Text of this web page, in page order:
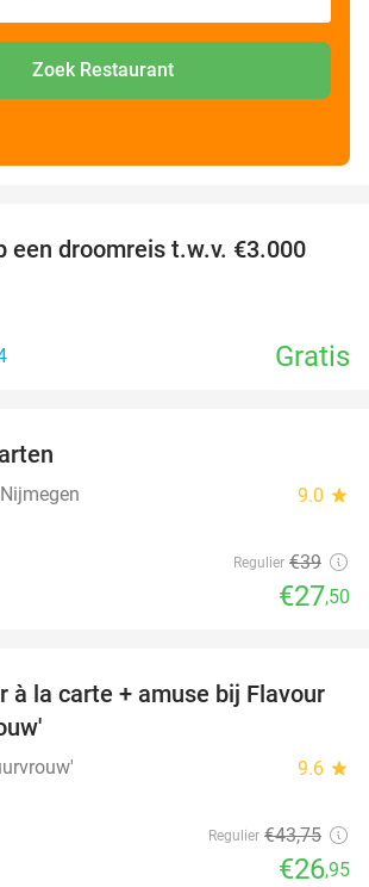
Zoek Restaurant
een droomreis t.w.v. €3.000
Gratis
9.0 star
Regulier €39
€27,50
38%
à la carte + amuse bij Flavour
9.6 star
Regulier €43,75
€26,95